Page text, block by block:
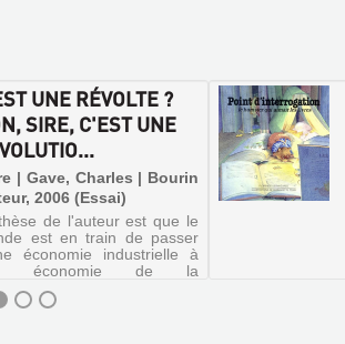
UNE RÉVOLTE ?
SIRE, C'EST UNE
| Gave, Charles | Bourin
2006 (Essai)
de l'auteur est que le
est en train de passer
économie industrielle à
économie de la
Après avoir
quelques concepts